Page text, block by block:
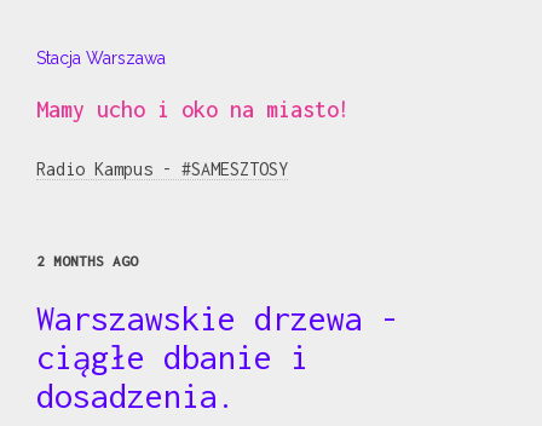
Stacja Warszawa
Mamy ucho i oko na miasto!
Radio Kampus - #SAMESZTOSY
2 MONTHS AGO
Warszawskie drzewa -
ciągłe dbanie i
dosadzenia.